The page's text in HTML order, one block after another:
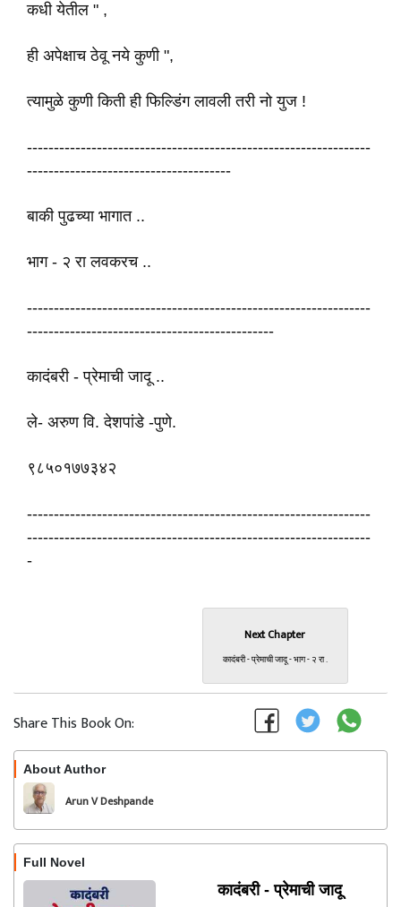
कधी येतील " ,
ही अपेक्षाच ठेवू नये कुणी ",
त्यामुळे कुणी किती ही फिल्डिंग लावली तरी नो युज !
----------------------------------------------------------------
--------------------------------------
बाकी पुढच्या भागात ..
भाग - २ रा लवकरच ..
----------------------------------------------------------------
----------------------------------------------
कादंबरी - प्रेमाची जादू ..
ले- अरुण वि. देशपांडे -पुणे.
९८५०१७७३४२
----------------------------------------------------------------
----------------------------------------------------------------
-
Next Chapter
कादंबरी - प्रेमाची जादू - भाग - २ रा .
Share This Book On:
About Author
Arun V Deshpande
Full Novel
कादंबरी - प्रेमाची जादू